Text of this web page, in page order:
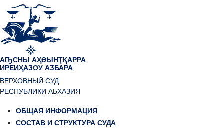
АҦСНЫ АҲӘЫНҬҚАРРА
ИРЕИҲАӠОУ АӠБАРА
ВЕРХОВНЫЙ СУД
РЕСПУБЛИКИ АБХАЗИЯ
ОБЩАЯ ИНФОРМАЦИЯ
СОСТАВ И СТРУКТУРА СУДА